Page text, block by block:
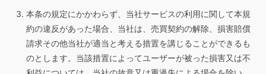
本条の規定にかかわらず、当社サービスの利用に関して本規
約の違反があった場合、当社は、売買契約の解除、損害賠償
請求その他当社が適当と考える措置を講じることができるも
のとします。当該措置によってユーザーが被った損害又は不